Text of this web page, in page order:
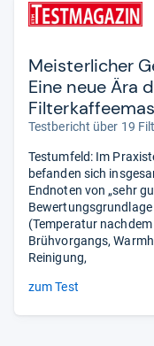
Meisterlicher
Eine neue Ära
Testbericht über 19
Testumfeld: Im
befanden sich
Endnoten von „sehr
(Temperatur
Brühvorgangs,
Reinigung,
zum Test